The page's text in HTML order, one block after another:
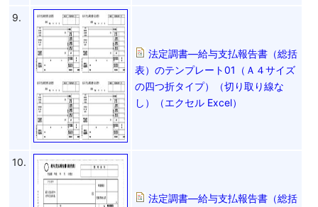
9.
法定調書―給与支払報告書（総括
表）のテンプレート01（Ａ４サイズ
の四つ折タイプ）（切り取り線な
し）（エクセル Excel）
10.
法定調書―給与支払報告書（総括